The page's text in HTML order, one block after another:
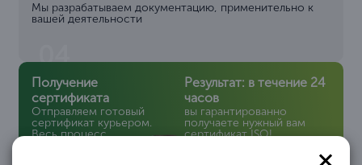
Мы разрабатываем документацию, применительно к
вашей деятельности
04
Получение
сертификата
Отправляем готовый
сертификат курьером.
Весь процесс
Результат: в течение 24
часов
вы гарантированно
получаете нужный вам
сертификат ISO!